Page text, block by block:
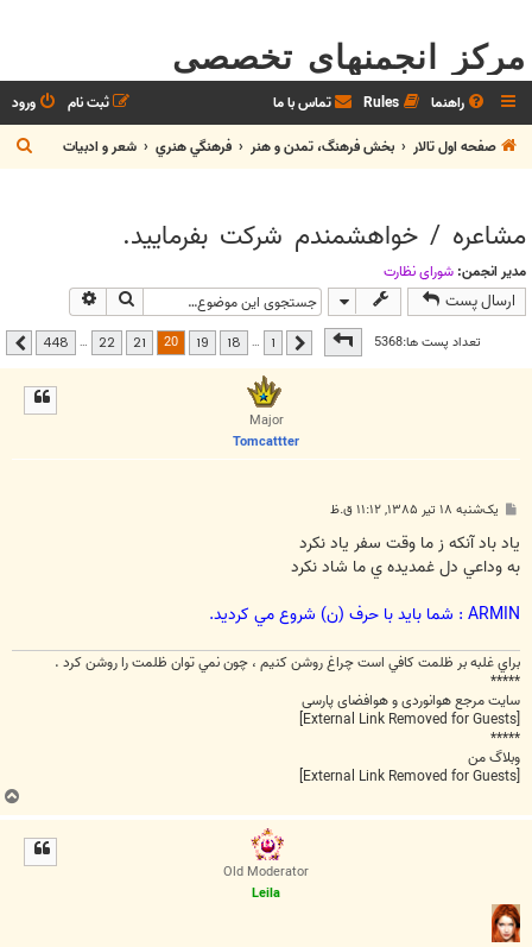
مرکز انجمنهای تخصصی
راهنما Rules تماس با ما ورود
ثبت نام
صفحه اول تالار
بخش فرهنگ، تمدن و هنر فرهنگي هنري شعر و ادبيات
ج
س
مشاعره / خواهشمندم شرکت بفرماييد.
مدیر انجمن: شوراي نظارت
ارسال پست جستجو
تعداد پست ها:5368
صفحه20از 448 قبلی …
18
19
20
21
22
…
448 بعدی
Major
Tomcattter
پ
ت
یک‌شنبه ۱۸ تیر ۱۳۸۵, ۱۱:۱۲ ق.ظ
ياد باد آنکه ز ما وقت سفر ياد نکرد
به وداعي دل غمديده ي ما شاد نکرد
ARMIN : شما بايد با حرف (ن) شروع مي کرديد.
براي غلبه بر ظلمت كافي است چراغ روشن كنيم ، چون نمي توان ظلمت را روشن كرد .
*****
سایت مرجع هوانوردی و هوافضای پارسی
*****
وبلاگ من
ب
ا
Old Moderator
Leila